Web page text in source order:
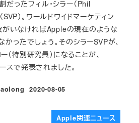
ったフィル・シラー（Phil
）。ワールドワイドマーケティン
がいなければAppleの現在のような
ったでしょう。そのシラーSVPが、
（特別研究員）になることが、
スで発表されました。
投稿日
2020-08-05
Apple関連ニュース